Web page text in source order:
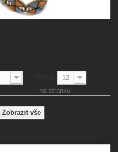
12
na stránku
Zobrazit vše